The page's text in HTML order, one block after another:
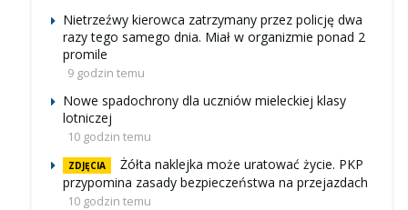
Nietrzeźwy kierowca zatrzymany przez policję dwa
razy tego samego dnia. Miał w organizmie ponad 2
promile
9 godzin temu
Nowe spadochrony dla uczniów mieleckiej klasy
lotniczej
10 godzin temu
ZDJĘCIA
Żółta naklejka może uratować życie. PKP
przypomina zasady bezpieczeństwa na przejazdach
10 godzin temu